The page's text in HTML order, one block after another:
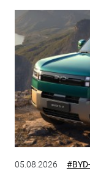
05.08.2026